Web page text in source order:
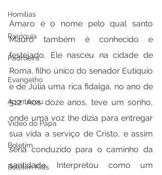
Homilias
Paróquia
Padroeira
Evangelho
Aconteceu
Video do Papa
Boletim
Boletim Kids
Amaro é o nome pelo qual santo
Mauro também é conhecido e
festejado. Ele nasceu na cidade de
Roma, filho único do senador Eutíquio
e de Júlia uma rica fidalga, no ano de
512. Aos doze anos, teve um sonho,
onde uma voz lhe dizia para entregar
sua vida a serviço de Cristo, e assim
seria conduzido para o caminho da
santidade. Interpretou como um